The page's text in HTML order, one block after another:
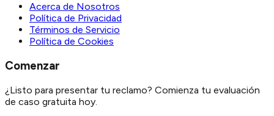
Acerca de Nosotros
Política de Privacidad
Términos de Servicio
Política de Cookies
Comenzar
¿Listo para presentar tu reclamo? Comienza tu evaluación
de caso gratuita hoy.